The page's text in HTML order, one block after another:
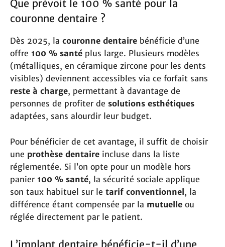
Que prévoit le 100 % santé pour la
couronne dentaire ?
Dès 2025, la couronne dentaire bénéficie d’une
offre 100 % santé plus large. Plusieurs modèles
(métalliques, en céramique zircone pour les dents
visibles) deviennent accessibles via ce forfait sans
reste à charge, permettant à davantage de
personnes de profiter de solutions esthétiques
adaptées, sans alourdir leur budget.
Pour bénéficier de cet avantage, il suffit de choisir
une prothèse dentaire incluse dans la liste
réglementée. Si l’on opte pour un modèle hors
panier 100 % santé, la sécurité sociale applique
son taux habituel sur le tarif conventionnel , la
différence étant compensée par la mutuelle ou
réglée directement par le patient.
L’implant dentaire bénéficie-t-il d’une